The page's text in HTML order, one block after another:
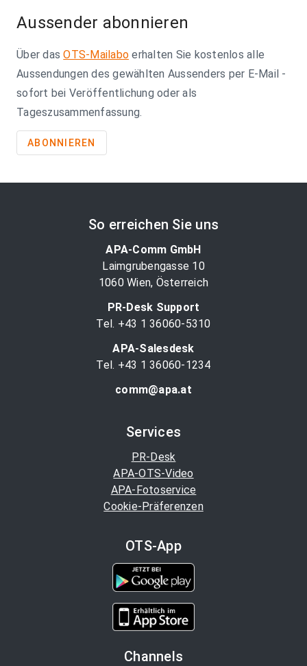
Aussender abonnieren
Über dasOTS-Mailabo erhalten Sie kostenlos alle
Aussendungen des gewählten Aussenders per E-Mail -
sofort bei Veröffentlichung oder als
Tageszusammenfassung.
ABONNIEREN
So erreichen Sie uns
APA-Comm GmbH
Laimgrubengasse 10
1060 Wien, Österreich
PR-Desk Support
Tel. +43 1 36060-5310
APA-Salesdesk
Tel. +43 1 36060-1234
comm@apa.at
Services
PR-Desk
APA-OTS-Video
APA-Fotoservice
Cookie-Präferenzen
OTS-App
Channels